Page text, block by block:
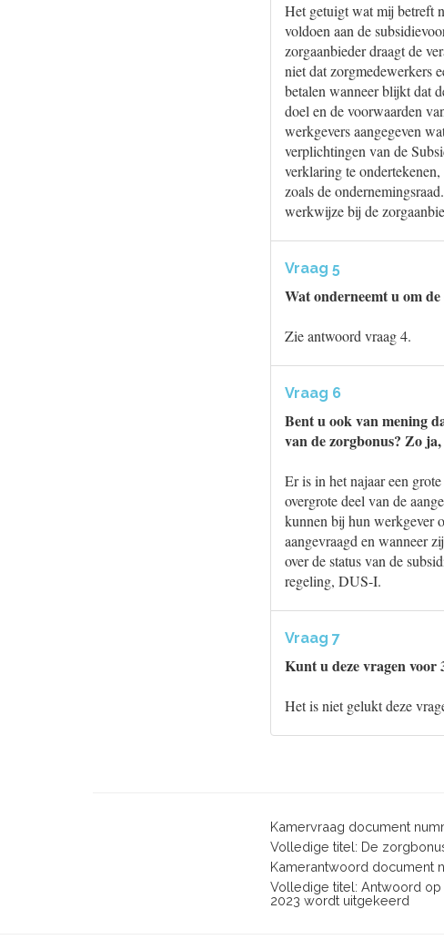
Het getuigt wat mij betreft
voldoen aan de
zorgaanbieder draagt de
niet dat zorgmedewerkers
betalen wanneer blijkt dat
doel en de voorwaarden
werkgevers aangegeven
verplichtingen van de
verklaring te
zoals de
werkwijze bij de
Vraag 5
Wat onderneemt u om
Zie antwoord vraag 4.
Vraag 6
Bent u ook van mening
van de zorgbonus? Zo
Er is in het najaar een
overgrote deel van de
kunnen bij hun werkgever
aangevraagd en wanneer
over de status van de
regeling, DUS-I.
Vraag 7
Kunt u deze vragen voor
Het is niet gelukt deze
Kamervraag document
Volledige titel: De
Kamerantwoord document
Volledige titel: Antwoord
2023 wordt uitgekeerd